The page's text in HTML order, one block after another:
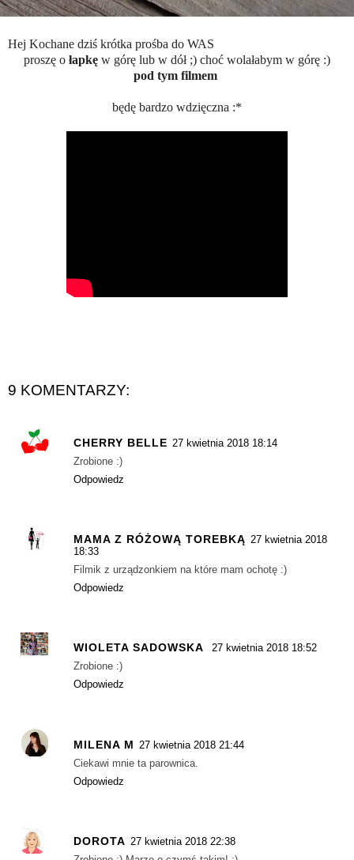
Hej Kochane dziś krótka prośba do WAS
proszę o łapkę w górę lub w dół ;) choć wolałabym w górę :)
pod tym filmem
będę bardzo wdzięczna :*
9 KOMENTARZY:
CHERRY BELLE 27 kwietnia 2018 18:14
Zrobione :)
Odpowiedz
MAMA Z RÓŻOWĄ TOREBKĄ 27 kwietnia 2018
18:33
Filmik z urządzonkiem na które mam ochotę :)
Odpowiedz
WIOLETA SADOWSKA
27 kwietnia 2018 18:52
Zrobione :)
Odpowiedz
MILENA M 27 kwietnia 2018 21:44
Ciekawi mnie ta parownica.
Odpowiedz
DOROTA 27 kwietnia 2018 22:38